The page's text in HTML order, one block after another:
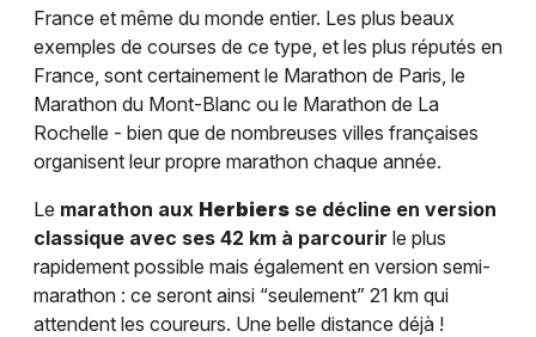
France et même du monde entier. Les plus beaux
exemples de courses de ce type, et les plus réputés en
France, sont certainement le Marathon de Paris, le
Marathon du Mont-Blanc ou le Marathon de La
Rochelle - bien que de nombreuses villes françaises
organisent leur propre marathon chaque année.
Le marathon aux Herbiers se décline en version
classique avec ses 42 km à parcourir le plus
rapidement possible mais également en version semi-
marathon : ce seront ainsi “seulement” 21 km qui
attendent les coureurs. Une belle distance déjà !